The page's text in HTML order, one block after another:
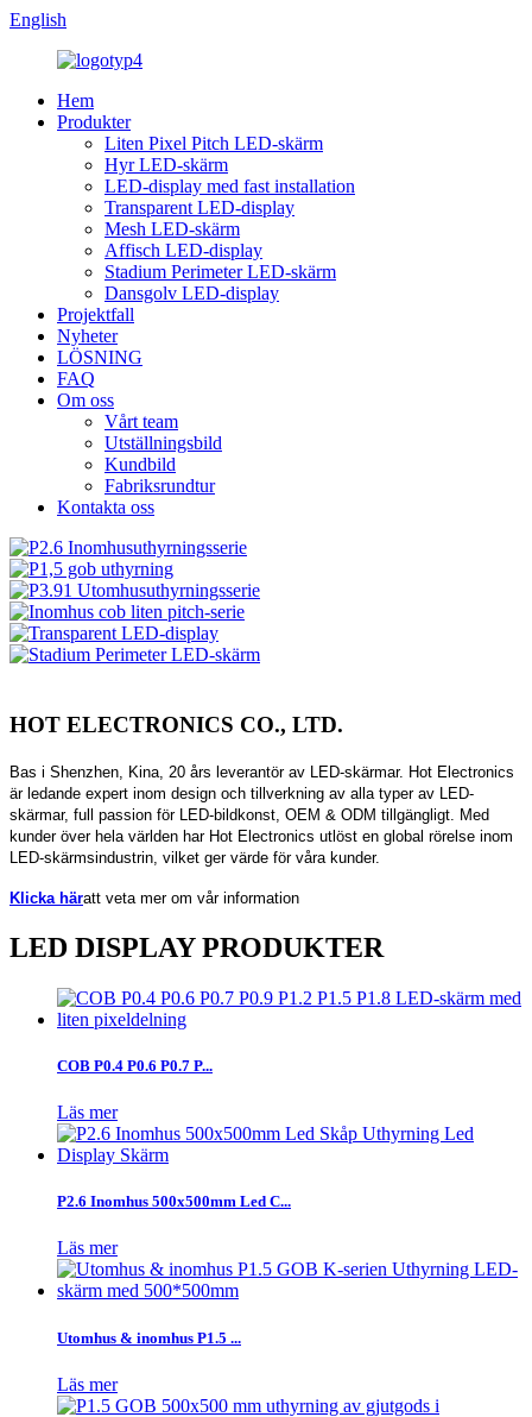
English
Hem
Produkter
Liten Pixel Pitch LED-skärm
Hyr LED-skärm
LED-display med fast installation
Transparent LED-display
Mesh LED-skärm
Affisch LED-display
Stadium Perimeter LED-skärm
Dansgolv LED-display
Projektfall
Nyheter
LÖSNING
FAQ
Om oss
Vårt team
Utställningsbild
Kundbild
Fabriksrundtur
Kontakta oss
HOT ELECTRONICS CO., LTD.
Bas i Shenzhen, Kina, 20 års leverantör av LED-skärmar. Hot Electronics
är ledande expert inom design och tillverkning av alla typer av LED-
skärmar, full passion för LED-bildkonst, OEM & ODM tillgängligt. Med
kunder över hela världen har Hot Electronics utlöst en global rörelse inom
LED-skärmsindustrin, vilket ger värde för våra kunder.
Klicka häratt veta mer om vår information
LED DISPLAY PRODUKTER
COB P0.4 P0.6 P0.7 P...
Läs mer
P2.6 Inomhus 500x500mm Led C...
Läs mer
Utomhus & inomhus P1.5 ...
Läs mer